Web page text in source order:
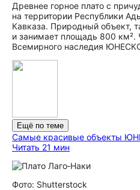
Древнее горное плато с
на территории Республики
Кавказа. Природный объект,
и занимает площадь 800 км².
Всемирного наследия
Ещё по теме
Самые красивые объекты
Читать 21 мин
Фото: Shutterstock